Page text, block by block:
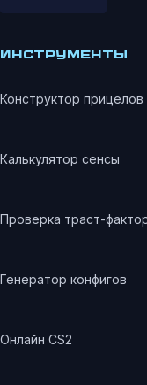
ИНСТРУМЕНТЫ
Конструктор прицелов
Калькулятор сенсы
Проверка траст-
Генератор конфигов
Онлайн CS2